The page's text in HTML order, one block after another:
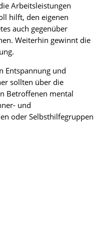
Arbeitsleistungen
hilft, den eigenen
auch gegenüber
Weiterhin gewinnt die
Entspannung und
sollten über die
Betroffenen mental
und
oder Selbsthilfegruppen